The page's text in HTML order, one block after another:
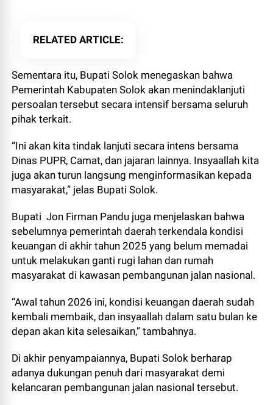
RELATED ARTICLE
Sementara itu, Bupati Solok menegaskan bahwa
Pemerintah Kabupaten Solok akan menindaklanjuti
persoalan tersebut secara intensif bersama seluruh
pihak terkait.
“Ini akan kita tindak lanjuti secara intens bersama
Dinas PUPR, Camat, dan jajaran lainnya. Insyaallah kita
juga akan turun langsung menginformasikan kepada
masyarakat,” jelas Bupati Solok.
Bupati Jon Firman Pandu juga menjelaskan bahwa
sebelumnya pemerintah daerah terkendala kondisi
keuangan di akhir tahun 2025 yang belum memadai
untuk melakukan ganti rugi lahan dan rumah
masyarakat di kawasan pembangunan jalan nasional.
“Awal tahun 2026 ini, kondisi keuangan daerah sudah
kembali membaik, dan insyaallah dalam satu bulan ke
depan akan kita selesaikan,” tambahnya.
Di akhir penyampaiannya, Bupati Solok berharap
adanya dukungan penuh dari masyarakat demi
kelancaran pembangunan jalan nasional tersebut.